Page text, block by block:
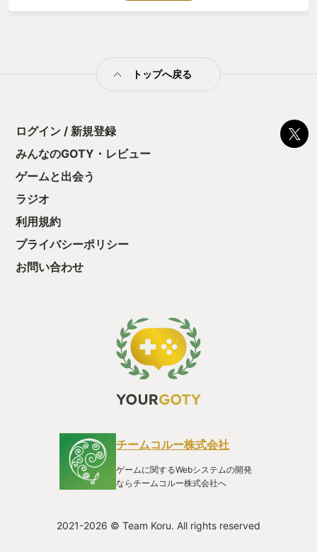
は、ボリュームと作り込みが尋常ではない『アフターイメー
が可能になります。 前進してみましょう。歩きます。後退して
見紛うはずもありません、これは…アルカードの動き！回避ボ
タンを押せばローリングのみならずスイっとバックスライド。
そうです、2D探索アクションの金字塔、『悪魔城ドラキュラX
月下の夜想曲』への愛がゲーム開始直後から滲み出しているの
こからは細かなところを。まずアクション面の手触りが非常に
と対応がきちんと積み上げられる様な丁寧なバランス。ボス戦
も攻略の手掛かりを感じやすく、理不尽感はさほどありませ
ん。接触ダメージが無いのも助かります。 育成は概ねソウルラ
要経験値量のインフレも穏やかなため、時間をかけて稼いでい
く事により、「レベルを上げて物理で殴る」事が可能となって
います。やさしみ。 ちなみに遠距離武器として銃器も複数あり
まして、ガトリングや二丁拳銃を思うさまぶち込む事も出来ま
す。魔法もございます。攻撃手段が充実する一方でいわゆる防
よりリソースの注ぎ込み先が絞られており、無駄遣いを恐れ強
がガイドとなってくれるため、ちょうど良い感じに「迷う」こ
とが出来ます。鍵を拾った、これはどこだろう。空中ダッシュ
を手に入れたがあの崖は跳び越せるだろうか？数多く配置され
たファストトラベルポイントが、適度な負荷をかけつつ探索を
アシストしてくれます。 これらのプレイ感が組み合わさり、気
時にそれと気付かせない周到さもある。オマージュ元から何を
トップへ戻る
ログイン / 新規登録
みんなのGOTY・レビュー
ゲームと出会う
ラジオ
利用規約
プライバシーポリシー
お問い合わせ
チームコルー株式会社
ゲームに関するWebシステムの開発
ならチームコルー株式会社へ
2021-2026 © Team Koru. All rights reserved